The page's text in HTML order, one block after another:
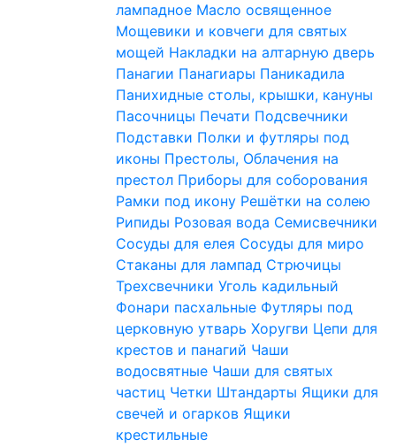
лампадное Масло освященное
Мощевики и ковчеги для святых
мощей Накладки на алтарную дверь
Панагии Панагиары Паникадила
Панихидные столы, крышки, кануны
Пасочницы Печати Подсвечники
Подставки Полки и футляры под
иконы Престолы, Облачения на
престол Приборы для соборования
Рамки под икону Решётки на солею
Рипиды Розовая вода Семисвечники
Сосуды для елея Сосуды для миро
Стаканы для лампад Стрючицы
Трехсвечники Уголь кадильный
Фонари пасхальные Футляры под
церковную утварь Хоругви Цепи для
крестов и панагий Чаши
водосвятные Чаши для святых
частиц Четки Штандарты Ящики для
свечей и огарков Ящики
крестильные